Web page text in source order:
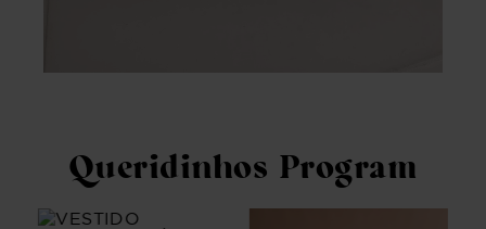
Queridinhos Program